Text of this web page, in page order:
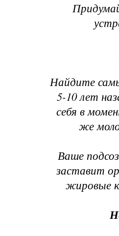
Найдите
5-10 лет
себя в
же
Ваше
заставит
жировые